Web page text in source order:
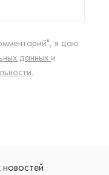
я даю
данных и
новостей